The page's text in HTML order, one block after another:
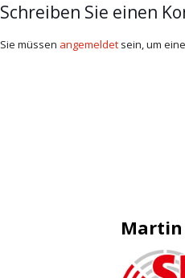
Schreiben Sie einen
Sie müssen angemeldet sein, um